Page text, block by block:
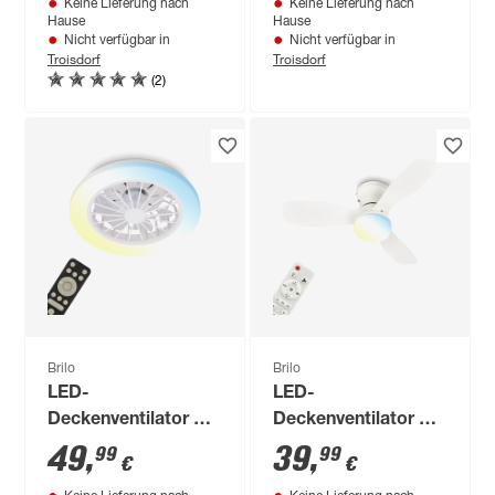
bis tageslichtweiß Ø
48,5 x 14,5 cm
Keine Lieferung nach
Hause
Nicht verfügbar in
Troisdorf
(2)
Keine Lieferung nach
Hause
Nicht verfügbar in
Troisdorf
Brilo
LED-
Deckenventilator mit
Beleuchtung 'Pafo'
dimmbar 2600 lm
49,99 €
Brilo
LED-
Deckenventilator mit
Beleuchtung 'Pan'
dimmbar 1300 lm
39,99 €